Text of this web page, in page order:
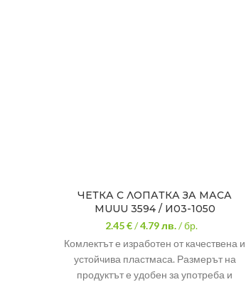
ЧЕТКА С ЛОПАТКА ЗА МАСА
MUUU 3594 / И03-1050
2.45 €/4.79лв. / бр.
Комлектът е изработен от качествена и
устойчива пластмаса. Размерът на
продуктът е удобен за употреба и